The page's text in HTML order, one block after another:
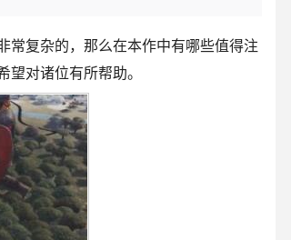
常复杂的，那么在本作中有哪些值得注
对诸位有所帮助。